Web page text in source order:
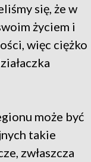
się, że w
życiem i
więc ciężko
może być
takie
zwłaszcza